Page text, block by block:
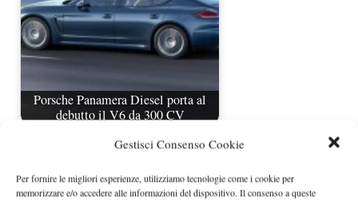
Gestisci Consenso Cookie
Per fornire le migliori esperienze, utilizziamo tecnologie come i cookie per
memorizzare e/o accedere alle informazioni del dispositivo. Il consenso a queste
Porsche Panamera Diesel porta al
debutto il V6 da 300 CV